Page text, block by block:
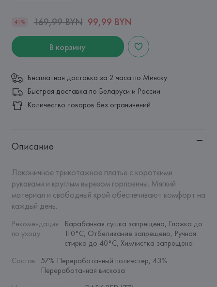
41% 169,99 BYN 99,99 BYN
В корзину
Бесплатная доставка за 2 часа по Минску
Быстрая доставка по Беларуси и России
Количество товаров без ограничений
Описание
Лаконичное трикотажное платье с короткими
рукавами и круглым вырезом горловины. Мягкий
материал и свободный крой обеспечивают комфорт на
каждый день.
Рекомендация
по уходу:
Барабанная сушка запрещена, Глажка до
110°C, Отбеливание запрещено, Ручная
стирка до 40°C, Химчистка запрещена
Состав: 57% Переработанный полиэстер, 43%
Переработанная вискоза